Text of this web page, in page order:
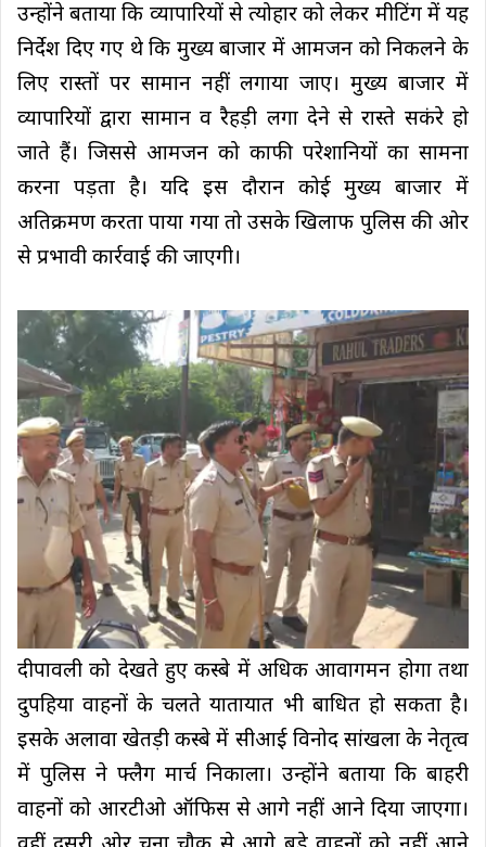
उन्होंने बताया कि व्यापारियों से त्योहार को लेकर मीटिंग में यह
निर्देश दिए गए थे कि मुख्य बाजार में आमजन को निकलने के
लिए रास्तों पर सामान नहीं लगाया जाए। मुख्य बाजार में
व्यापारियों द्वारा सामान व रैहड़ी लगा देने से रास्ते सकंरे हो
जाते हैं। जिससे आमजन को काफी परेशानियों का सामना
करना पड़ता है। यदि इस दौरान कोई मुख्य बाजार में
अतिक्रमण करता पाया गया तो उसके खिलाफ पुलिस की ओर
से प्रभावी कार्रवाई की जाएगी।
दीपावली को देखते हुए कस्बे में अधिक आवागमन होगा तथा
दुपहिया वाहनों के चलते यातायात भी बाधित हो सकता है।
इसके अलावा खेतड़ी कस्बे में सीआई विनोद सांखला के नेतृत्व
में पुलिस ने फ्लैग मार्च निकाला। उन्होंने बताया कि बाहरी
वाहनों को आरटीओ ऑफिस से आगे नहीं आने दिया जाएगा।